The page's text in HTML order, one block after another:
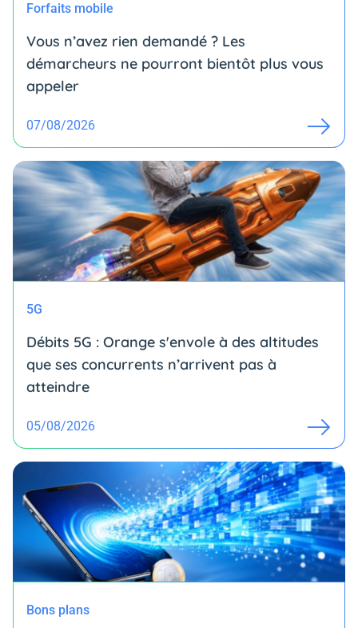
Forfaits mobile
Vous n’avez rien demandé ? Les
démarcheurs ne pourront bientôt plus vous
appeler
07/08/2026
5G
Débits 5G : Orange s'envole à des altitudes
que ses concurrents n’arrivent pas à
atteindre
05/08/2026
Bons plans